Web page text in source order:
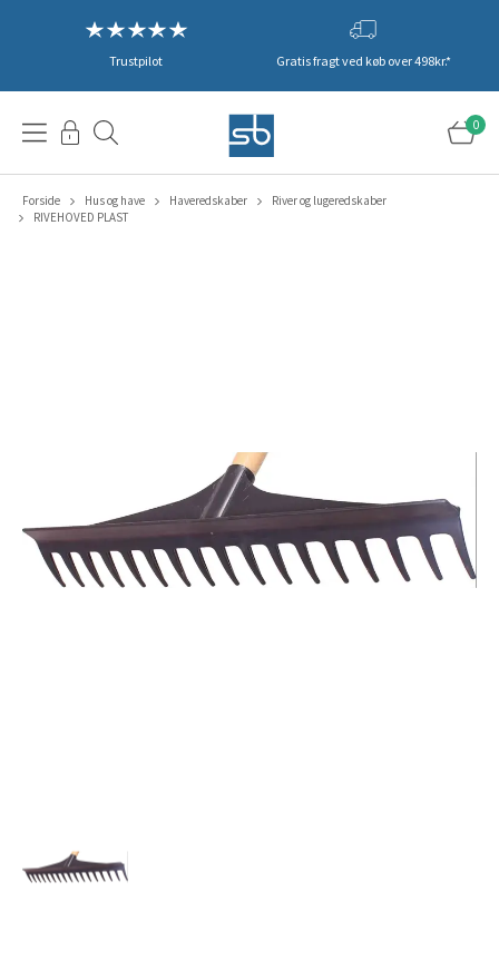
Trustpilot Gratis fragt ved køb over 498kr.*
0
Forside Hus og have Haveredskaber
River og lugeredskaber
RIVEHOVED PLAST